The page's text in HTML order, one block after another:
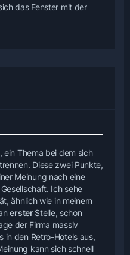
das Fenster mit der
ein Thema bei dem sich
Diese zwei Punkte,
Meinung nach eine
Ich sehe
ähnlich wie in meinem
ersterStelle, schon
der Firma massiv
in den Retro-Hotels aus,
kann sich schnell